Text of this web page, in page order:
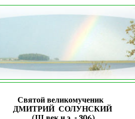
Святой великомученик
ДМИТРИЙ СОЛУНСКИЙ